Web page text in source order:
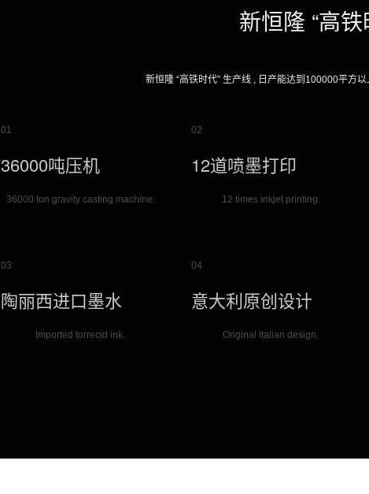
新恒隆 “高
新恒隆 “高铁时代” 生产线 , 日产能达到100000平方
01
36000吨压机
36000 ton gravity casting machine.
02
12道喷墨打印
12 times inkjet printing.
03
陶丽西进口墨水
Imported torrecid ink.
04
意大利原创设计
Original Italian design.